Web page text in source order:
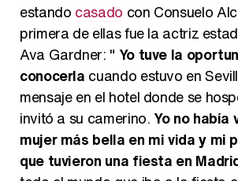
estando casado con Consuelo
primera de ellas fue la actriz
Ava Gardner: " Yo tuve la
conocerla cuando estuvo en
mensaje en el hotel donde se
invitó a su camerino. Yo no había
mujer más bella en mi vida y mi
que tuvieron una fiesta en